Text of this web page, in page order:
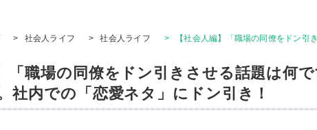
> 社会人ライフ > 社会人ライフ > 【社会人編】「職場の同僚をドン引
「職場の同僚をドン引きさせる話題は何で
社内での「恋愛ネタ」にドン引き！